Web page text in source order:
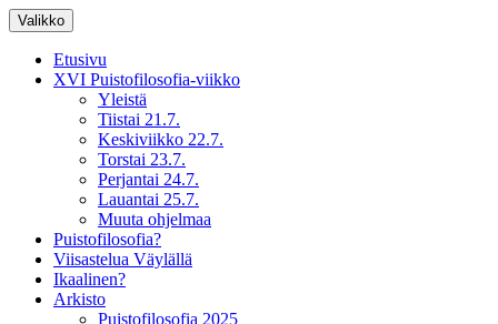
Puistofilosofia
15.-19.7.2025
Valikko Siirry
sisältöön
Etusivu
XVI Puistofilosofia-viikko
Yleistä
Tiistai 21.7.
Keskiviikko 22.7.
Torstai 23.7.
Perjantai 24.7.
Lauantai 25.7.
Muuta ohjelmaa
Puistofilosofia?
Viisastelua Väylällä
Ikaalinen?
Arkisto
Puistofilosofia 2025